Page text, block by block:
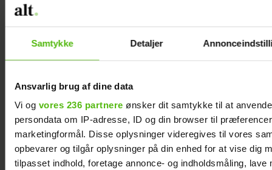
Samtykke Detaljer
Ansvarlig brug af dine data
Vi og vores 236 partnere ønsker dit samtykke til at
persondata om IP-adresse, ID og din browser til
marketingformål. Disse oplysninger videregives til vores
opbevarer og tilgår oplysninger på din enhed for at vise dig
tilpasset indhold, foretage annonce- og indholdsmåling, lave